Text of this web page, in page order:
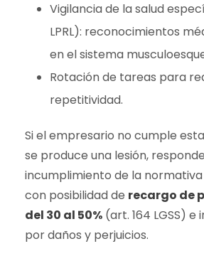
Vigilancia de la salud
LPRL): reconocimientos
en el sistema
Rotación de tareas para
repetitividad.
Si el empresario no cumple
se produce una lesión,
incumplimiento de la
con posibilidad de recargo de
del 30 al 50% (art. 164 LGSS)
por daños y perjuicios.